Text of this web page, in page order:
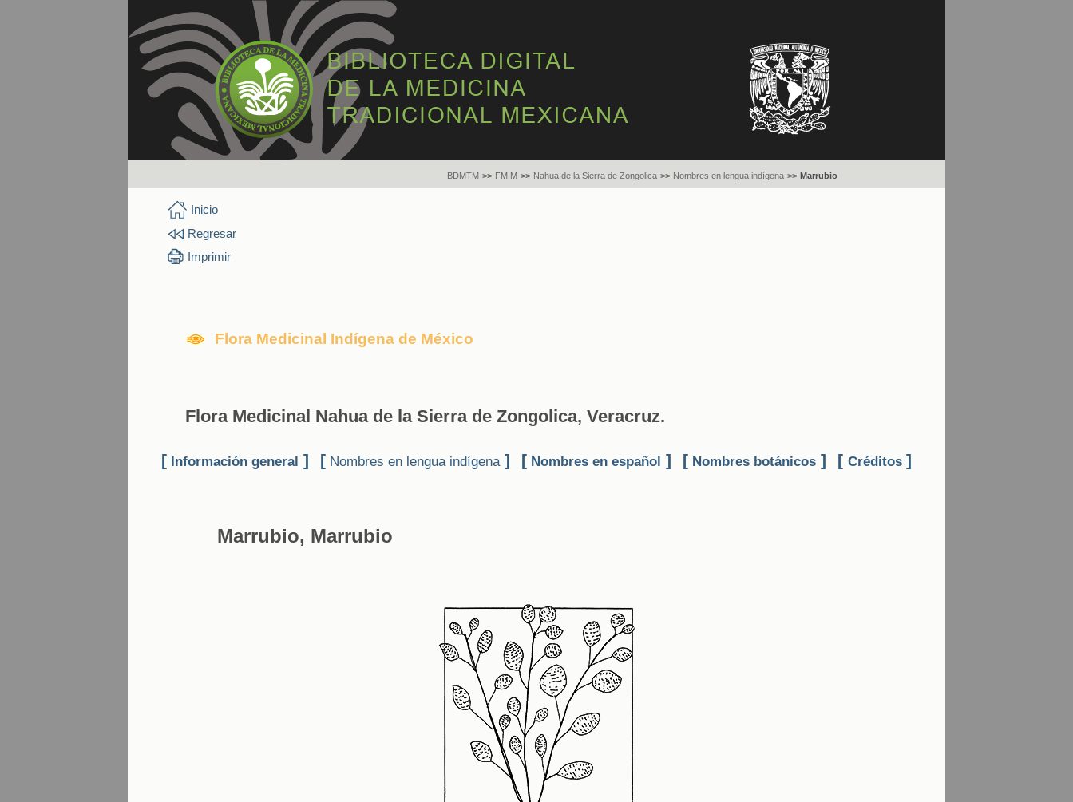
BDMTM >> FMIM >> Nahua de la Sierra de Zongolica >> Nombres en lengua indígena >> Marrubio
Inicio
Regresar
Imprimir
Flora Medicinal Indígena de México
Flora Medicinal Nahua de la Sierra de Zongolica, Veracruz.
[ Información general ] [ Nombres en lengua indígena ] [ Nombres en español ] [ Nombres botánicos ] [ Créditos ]
Marrubio, Marrubio